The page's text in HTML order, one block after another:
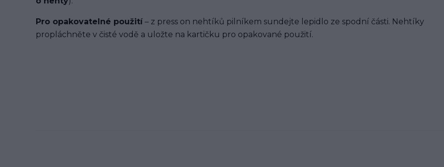
Pro opakovatelné použití – z press on nehtíků pilníkem sundejte lepidlo ze spodní části. Nehtíky
propláchněte v čisté vodě a uložte na kartičku pro opakované použití.